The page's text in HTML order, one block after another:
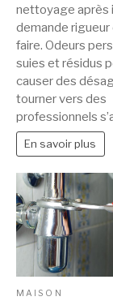
nettoyage après
demande rigueur
faire. Odeurs
suies et résidus
causer des
tourner vers des
professionnels
En savoir plus
MAISON